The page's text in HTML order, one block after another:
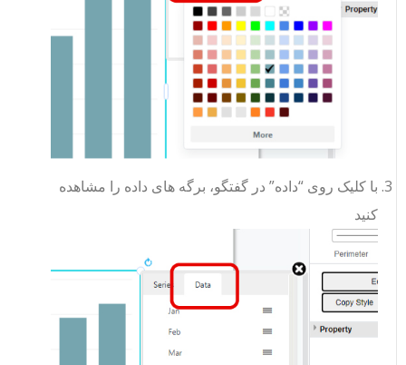
با کلیک روی “داده” در گفتگو، برگه های داده را مشاهده
کنید